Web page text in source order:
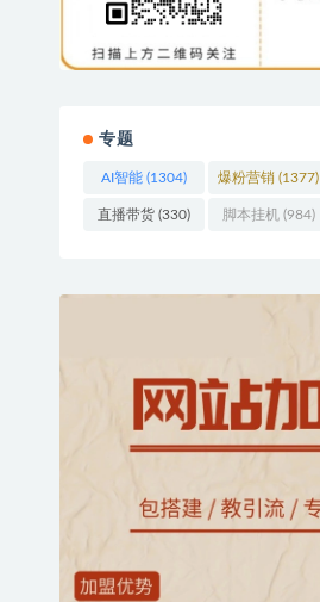
专题
AI智能 (1304) 爆粉营销 (1377)
直播带货 (330) 脚本挂机(984)